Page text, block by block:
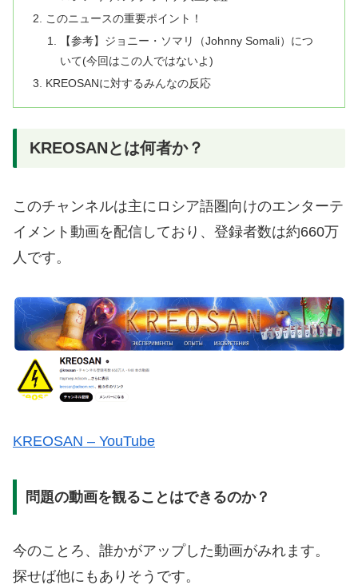
このニュースの重要ポイント！
【参考】ジョニー・ソマリ（Johnny Somali）につ
いて(今回はこの人ではないよ)
KREOSANに対するみんなの反応
KREOSANとは何者か？
このチャンネルは主にロシア語圏向けのエンターテ
イメント動画を配信しており、登録者数は約660万
人です。
KREOSAN – YouTube
問題の動画を観ることはできるのか？
今のことろ、誰かがアップした動画がみれます。
探せば他にもありそうです。